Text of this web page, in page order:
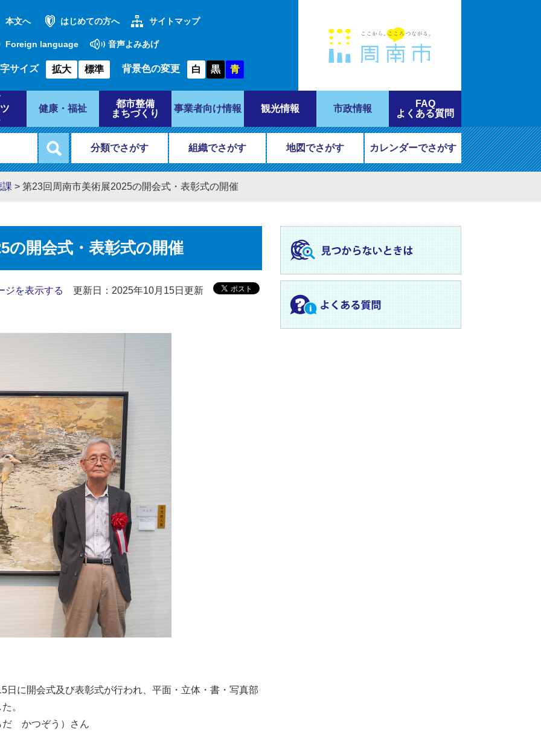
本文へ はじめての方へ サイトマップ
Foreign language 音声よみあげ
サイズ 拡大 標準 背景色の変更 白 黒 青
健康・福祉
都市整備
まちづくり
事業者向け情報 観光情報 市政情報
FAQ
よくある質問
分類でさがす 組織でさがす 地図でさがす カレンダーでさがす
課 > 第23回周南市美術展2025の開会式・表彰式の開催
の開会式・表彰式の開催
ジを表示する 更新日：2025年10月15日更新
日に開会式及び表彰式が行われ、​平面・立体・書・写真部
。
だ かつぞう）さん